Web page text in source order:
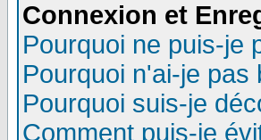
Connexion et
Pourquoi ne puis-je
Pourquoi n'ai-je
Pourquoi suis-je
Comment puis-je